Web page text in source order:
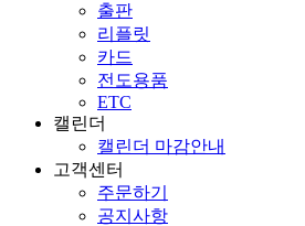
출판
리플릿
카드
전도용품
ETC
캘린더
캘린더 마감안내
고객센터
주문하기
공지사항